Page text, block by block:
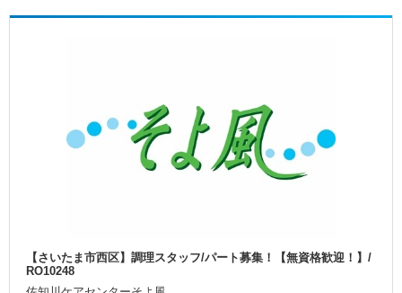
【さいたま市西区】調理スタッフ/パート募集！【無資格歓迎！】/
RO10248